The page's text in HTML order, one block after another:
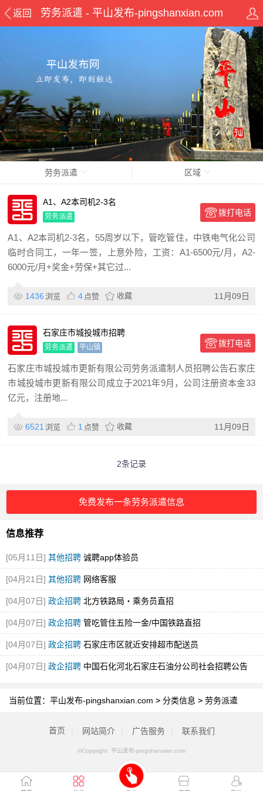
返回 劳务派遣 - 平山发布-pingshanxian.com
劳务派遣 区域
A1、A2本司机2-3名
劳务派遣 拨打电话
A1、A2本司机2-3名，55周岁以下，管吃管住，中铁电气化公司
临时合同工，一年一签，上意外险，工资：A1-6500元/月，A2-
6000元/月+奖金+劳保+其它过...
1436 浏览 4 点赞 收藏 11月09日
石家庄市城投城市招聘
劳务派遣 平山镇 拨打电话
石家庄市城投城市更新有限公司劳务派遣制人员招聘公告石家庄
市城投城市更新有限公司成立于2021年9月，公司注册资本金33
亿元，注册地...
6521 浏览 1 点赞 收藏 11月09日
2条记录
免费发布一条劳务派遣信息
信息推荐
[05月11日] 其他招聘 诚聘app体验员
[04月21日] 其他招聘 网络客服
[04月07日] 政企招聘 北方铁路局・乘务员直招
[04月07日] 政企招聘 管吃管住五险一金/中国铁路直招
[04月07日] 政企招聘 石家庄市区就近安排超市配送员
[04月07日] 政企招聘 中国石化河北石家庄石油分公司社会招聘公告
当前位置： 平山发布-pingshanxian.com > 分类信息 > 劳务派遣
首页 网站简介 广告服务 联系我们
©Copyright 平山发布-pingshanxian.com